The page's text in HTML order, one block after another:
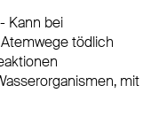
Kann bei
tödlich
mit